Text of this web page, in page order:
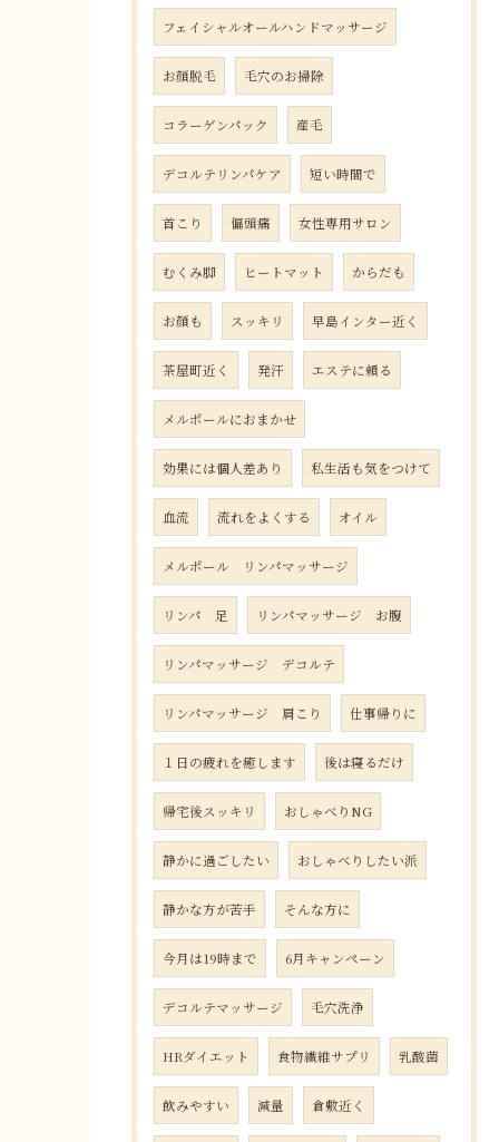
フェイシャルオールハンドマッサージ
お顔脱毛 毛穴のお掃除
コラーゲンパック 産毛
デコルテリンパケア 短い時間で
首こり 偏頭痛 女性専用サロン
むくみ脚 ヒートマット からだも
お顔も スッキリ 早島インター近く
茶屋町近く 発汗 エステに頼る
メルポールにおまかせ
効果には個人差あり 私生活も気をつけて
血流 流れをよくする オイル
メルポール リンパマッサージ
リンパ 足 リンパマッサージ お腹
リンパマッサージ デコルテ
リンパマッサージ 肩こり 仕事帰りに
１日の疲れを癒します 後は寝るだけ
帰宅後スッキリ おしゃべりNG
静かに過ごしたい おしゃべりしたい派
静かな方が苦手 そんな方に
今月は19時まで 6月キャンペーン
デコルテマッサージ 毛穴洗浄
HRダイエット 食物繊維サプリ 乳酸菌
飲みやすい 減量 倉敷近く